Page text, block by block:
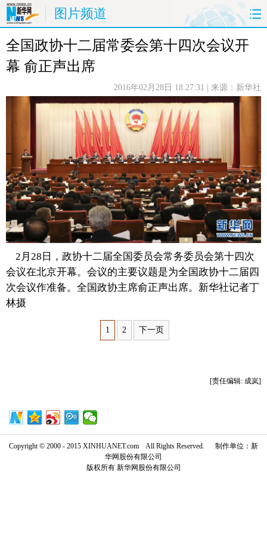
图片频道
首页 时政 国际 财经
娱乐 体育
时尚 思客 地方 法治
台湾 华人
科技 能源 房产 公司
图片 视频 彩票 食品
旅游 健康 信息化 数据
金融 公益 军事 无人机
富媒体 摄影 新华广播
新华电视英文
全国政协十二届常委会第十四次会议开
幕 俞正声出席
2016年02月28日 18:27:31 | 来源：新华社
2月28日，政协十二届全国委员会常务委员会第十四次
会议在北京开幕。会议的主要议题是为全国政协十二届四
次会议作准备。全国政协主席俞正声出席。新华社记者丁
林摄
1 2 下一页
[责任编辑: 成岚]
Copyright © 2000 - 2015 XINHUANET.com All Rights Reserved. 制作单位：新
华网股份有限公司
版权所有 新华网股份有限公司